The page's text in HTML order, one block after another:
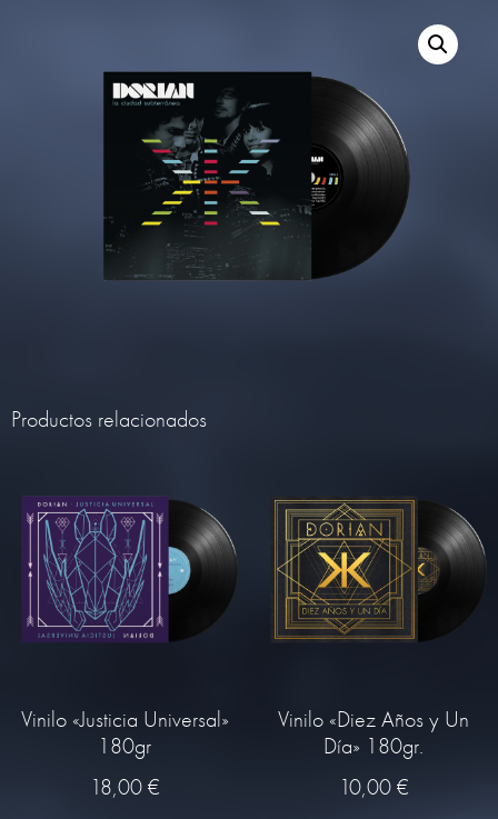
Productos relacionados
Vinilo «Justicia Universal»
180gr
18,00€
Vinilo «Diez Años y Un
Día» 180gr.
10,00€